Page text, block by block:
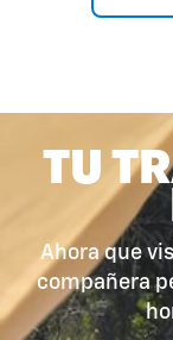
TU
Ahora que
compañera